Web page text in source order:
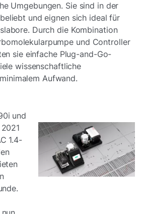
Umgebungen. Sie sind in der
und eignen sich ideal für
Durch die Kombination
und Controller
sie einfache Plug-and-Go-
wissenschaftliche
Aufwand.
und
1.4-